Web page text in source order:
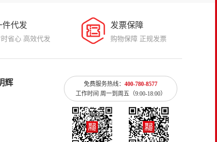
件代发
省心 高效代发
发票保障
购物保障 正规发票
辉 免费服务热线： 400-780-8577
工作时间 周一到周五（9:00-18:00）